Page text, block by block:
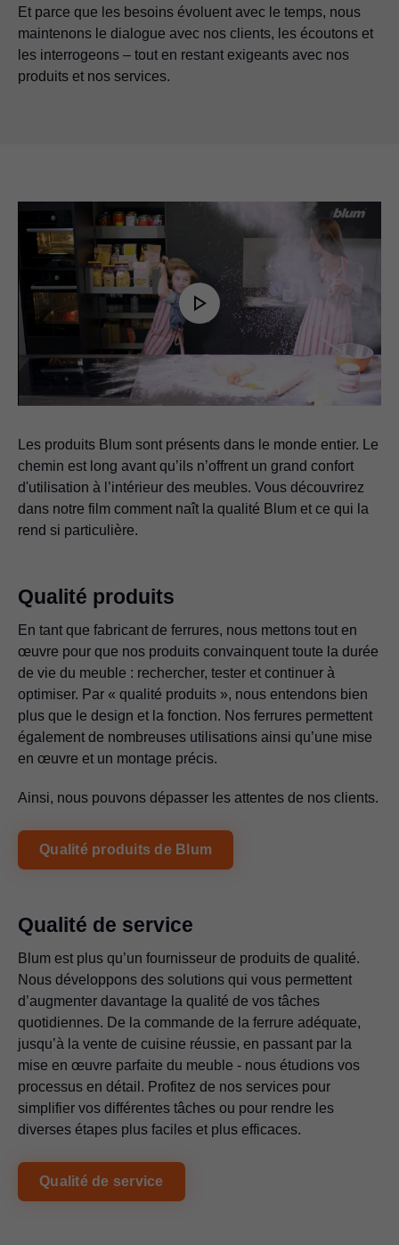
Et parce que les besoins évoluent avec le temps, nous
maintenons le dialogue avec nos clients, les écoutons et
les interrogeons – tout en restant exigeants avec nos
produits et nos services.
Play
Video
Les produits Blum sont présents dans le monde entier. Le
chemin est long avant qu’ils n’offrent un grand confort
d'utilisation à l’intérieur des meubles. Vous découvrirez
dans notre film comment naît la qualité Blum et ce qui la
rend si particulière.
Qualité produits
En tant que fabricant de ferrures, nous mettons tout en
œuvre pour que nos produits convainquent toute la durée
de vie du meuble : rechercher, tester et continuer à
optimiser. Par « qualité produits », nous entendons bien
plus que le design et la fonction. Nos ferrures permettent
également de nombreuses utilisations ainsi qu’une mise
en œuvre et un montage précis.
Ainsi, nous pouvons dépasser les attentes de nos clients.
Qualité produits de Blum
Qualité de service
Blum est plus qu’un fournisseur de produits de qualité.
Nous développons des solutions qui vous permettent
d’augmenter davantage la qualité de vos tâches
quotidiennes. De la commande de la ferrure adéquate,
jusqu’à la vente de cuisine réussie, en passant par la
mise en œuvre parfaite du meuble - nous étudions vos
processus en détail. Profitez de nos services pour
simplifier vos différentes tâches ou pour rendre les
diverses étapes plus faciles et plus efficaces.
Qualité de service